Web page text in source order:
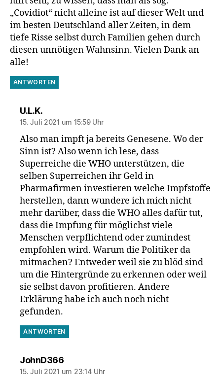
„Covidiot“ nicht alleine ist auf dieser Welt und
im besten Deutschland aller Zeiten, in dem
tiefe Risse selbst durch Familien gehen durch
diesen unnötigen Wahnsinn. Vielen Dank an
alle!
ANTWORTEN
U.L.K.sagt:
15. Juli 2021 um 15:59 Uhr
Also man impft ja bereits Genesene. Wo der
Sinn ist? Also wenn ich lese, dass
Superreiche die WHO unterstützen, die
selben Superreichen ihr Geld in
Pharmafirmen investieren welche Impfstoffe
herstellen, dann wundere ich mich nicht
mehr darüber, dass die WHO alles dafür tut,
dass die Impfung für möglichst viele
Menschen verpflichtend oder zumindest
empfohlen wird. Warum die Politiker da
mitmachen? Entweder weil sie zu blöd sind
um die Hintergründe zu erkennen oder weil
sie selbst davon profitieren. Andere
Erklärung habe ich auch noch nicht
gefunden.
ANTWORTEN
JohnD366sagt:
15. Juli 2021 um 23:14 Uhr